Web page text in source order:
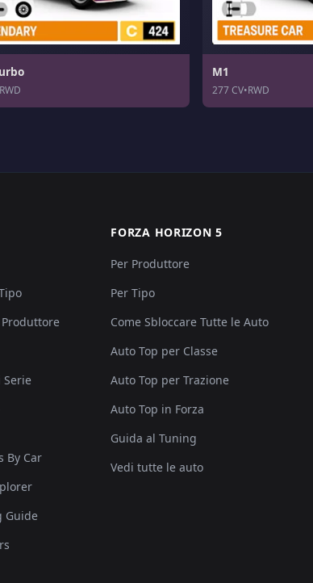
RWD
M1
277 CV•RWD
Serie
By Car
Guide
FORZA HORIZON 5
Per Produttore
Per Tipo
Come Sbloccare Tutte le Auto
Auto Top per Classe
Auto Top per Trazione
Auto Top in Forza
Guida al Tuning
Vedi tutte le auto